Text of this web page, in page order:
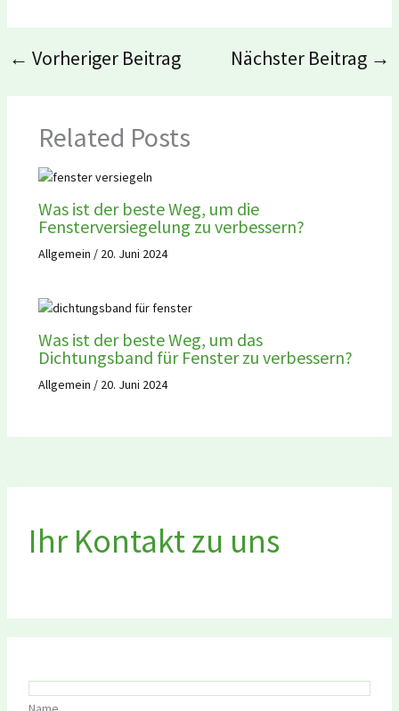
← Vorheriger Beitrag Nächster Beitrag →
Related Posts
Was ist der beste Weg, um die
Fensterversiegelung zu verbessern?
Allgemein / 20. Juni 2024
Was ist der beste Weg, um das
Dichtungsband für Fenster zu verbessern?
Allgemein / 20. Juni 2024
Ihr Kontakt zu uns